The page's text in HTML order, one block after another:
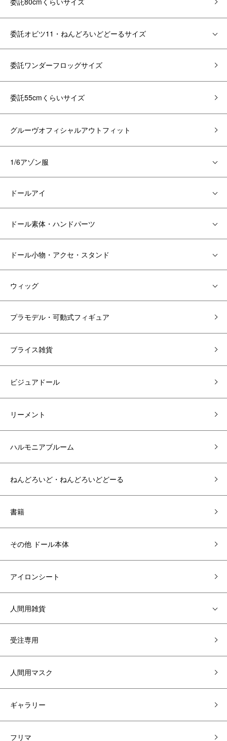
委託オビツ11・ねんどろいどどーるサイズ
委託ワンダーフロッグサイズ
委託55cmくらいサイズ
グルーヴオフィシャルアウトフィット
1/6アゾン服
ドールアイ
ドール素体・ハンドパーツ
ドール小物・アクセ・スタンド
ウィッグ
プラモデル・可動式フィギュア
ブライス雑貨
ビジュアドール
リーメント
ハルモニアブルーム
ねんどろいど・ねんどろいどどーる
書籍
その他 ドール本体
アイロンシート
人間用雑貨
受注専用
人間用マスク
ギャラリー
フリマ